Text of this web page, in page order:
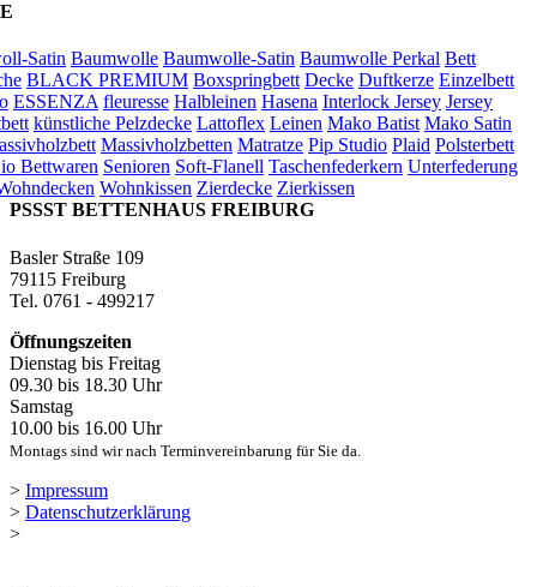
Satin Baumwolle Baumwolle-Satin Baumwolle Perkal Bett
BLACK PREMIUM Boxspringbett Decke Duftkerze Einzelbett
ESSENZA fleuresse Halbleinen Hasena Interlock Jersey Jersey
künstliche Pelzdecke Lattoflex Leinen Mako Batist Mako Satin
Massivholzbetten Matratze Pip Studio Plaid Polsterbett
Bettwaren Senioren Soft-Flanell Taschenfederkern Unterfederung
Wohnkissen Zierdecke Zierkissen
PSSST BETTENHAUS FREIBURG
Basler Straße 109
79115 Freiburg
Tel. 0761 - 499217
Öffnungszeiten
Dienstag bis Freitag
09.30 bis 18.30 Uhr
Samstag
10.00 bis 16.00 Uhr
Montags sind wir nach Terminvereinbarung für Sie da.
> Impressum
> Datenschutzerklärung
>